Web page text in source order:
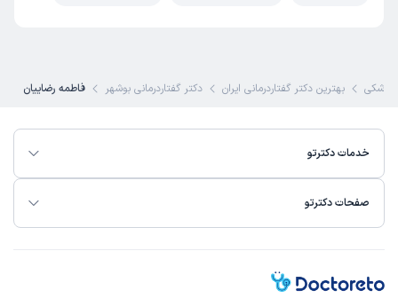
بهترین دکتر گفتاردرمانی ایران دکتر گفتاردرمانی بوشهر فاطمه رضاییان
خدمات دکترتو
صفحات دکترتو